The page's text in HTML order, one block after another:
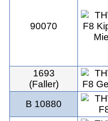
90070
1693
(Faller)
B 10880